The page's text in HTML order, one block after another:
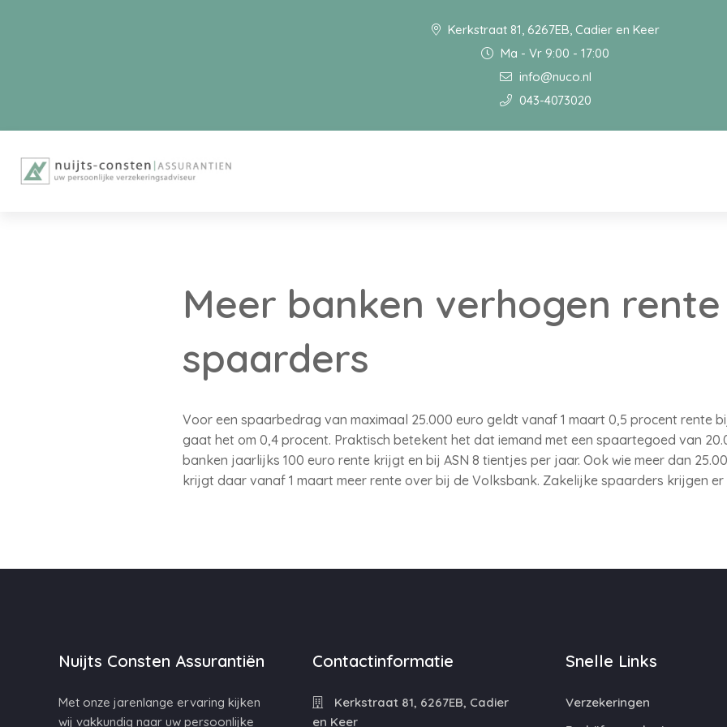
Kerkstraat 81, 6267EB, Cadier en Keer
Ma - Vr 9:00 - 17:00
info@nuco.nl
043-4073020
Meer banken verhogen
spaarders
Voor een spaarbedrag van maximaal 25.000 euro geldt vanaf 1 maart 0,5 procent rente
gaat het om 0,4 procent. Praktisch betekent het dat iemand met een spaartegoed van
banken jaarlijks 100 euro rente krijgt en bij ASN 8 tientjes per jaar. Ook wie meer dan
krijgt daar vanaf 1 maart meer rente over bij de Volksbank. Zakelijke spaarders krijgen
Nuijts Consten Assurantiën
Met onze jarenlange ervaring kijken
wij vakkundig naar uw persoonlijke
Contactinformatie
Kerkstraat 81, 6267EB, Cadier
en Keer
Snelle Links
Verzekeringen